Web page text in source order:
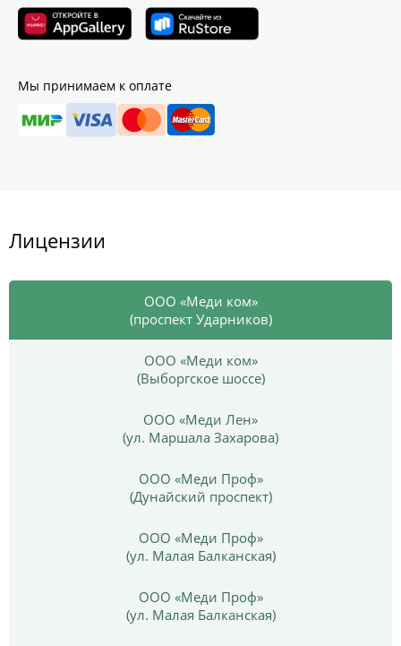
Мы принимаем к оплате
Лицензии
ООО «Меди ком»
(проспект Ударников)
ООО «Меди ком»
(Выборгское шоссе)
ООО «Меди Лен»
(ул. Маршала Захарова)
ООО «Меди Проф»
(Дунайский проспект)
ООО «Меди Проф»
(ул. Малая Балканская)
ООО «Меди Проф»
(ул. Малая Балканская)